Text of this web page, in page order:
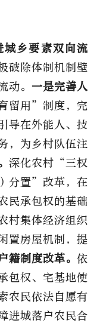
城乡要素双向流
破除体制机制壁
动。 一是完善人
留用”制度，完
导在外能人、技
，为乡村队伍注
深化农村“三权
分置”改革，在
民承包权的基础
村集体经济组织
置房屋机制，提
籍制度改革。 依
包权、宅基地使
农民依法自愿有
进城落户农民合